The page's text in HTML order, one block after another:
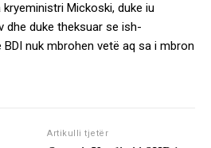
Mickoski, duke iu
dhe duke theksuar se ish-
nuk mbrohen vetë aq sa i mbron
Artikulli tjetër